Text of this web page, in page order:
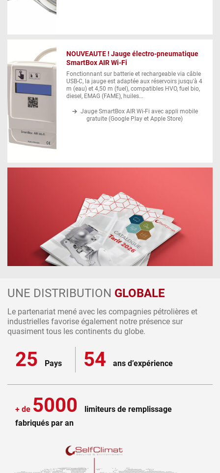
NOUVEAUTE ! Jauge électro-pneumatique
SmartBox AIR Wi-Fi
Fonctionnant sur batterie et rechargeable via câble
USB-C, la jauge est adaptée aux réservoirs jusqu'à 4
m (eau) et 4,50 m (fuel), compatibles HVO, fuel bio,
diesel, EMAG (FAME), huiles...
Jauge SmartBox AIR Wi-Fi avec appli mobile
gratuite (Google Play et Apple Store)
Télécharger le catalogue
UNE DISTRIBUTION GLOBALE
Le partenariat mené avec les compagnies pétrolières et
industrielles favorise également notre présence sur
quasiment tous les continents du globe.
25 Pays 54 ans d’expérience
+ de 5000
limiteurs de remplissage
fabriqués par an